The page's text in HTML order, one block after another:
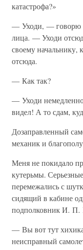
катастрофа?»
— Уходи, — говорю
лица. — Уходи
своему начальнику,
отсюда.
— Как так?
— Уходи
видел! А то сдам,
Дозаправленный
механик и
Меня не покидало
кутерьмы.
перемежались с
сидящий в кабине
подполковник И. П.
— Вы вот тут
неисправный